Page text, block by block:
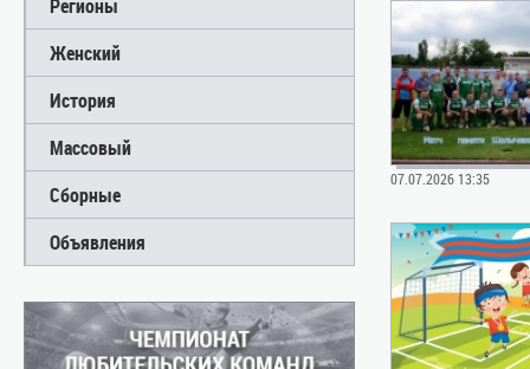
Регионы
Женский
История
Массовый
Сборные
Объявления
07.07.2026 13:35